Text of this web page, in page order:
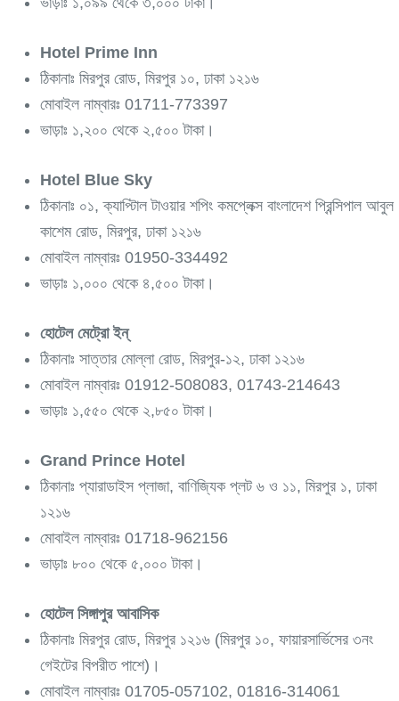
Hotel Prime Inn
ঠিকানাঃ মিরপুর রোড, মিরপুর ১০, ঢাকা ১২১৬
মোবাইল নাম্বারঃ 01711-773397
ভাড়াঃ ১,২০০ থেকে ২,৫০০ টাকা।
Hotel Blue Sky
ঠিকানাঃ ০১, ক্যাপ্টিাল টাওয়ার শপিং কমপ্লেক্স বাংলাদেশ প্রিন্সিপাল আবুল
কাশেম রোড, মিরপুর, ঢাকা ১২১৬
মোবাইল নাম্বারঃ 01950-334492
ভাড়াঃ ১,০০০ থেকে ৪,৫০০ টাকা।
হোটেল মেট্রো ইন্
ঠিকানাঃ সাত্তার মোল্লা রোড, মিরপুর-১২, ঢাকা ১২১৬
মোবাইল নাম্বারঃ 01912-508083, 01743-214643
ভাড়াঃ ১,৫৫০ থেকে ২,৮৫০ টাকা।
Grand Prince Hotel
ঠিকানাঃ প্যারাডাইস প্লাজা, বাণিজ্যিক প্লট ৬ ও ১১, মিরপুর ১, ঢাকা
১২১৬
মোবাইল নাম্বারঃ 01718-962156
ভাড়াঃ ৮০০ থেকে ৫,০০০ টাকা।
হোটেল সিঙ্গাপুর আবাসিক
ঠিকানাঃ মিরপুর রোড, মিরপুর ১২১৬ (মিরপুর ১০, ফায়ারসার্ভিসের ৩নং
গেইটের বিপরীত পাশে)।
মোবাইল নাম্বারঃ 01705-057102, 01816-314061